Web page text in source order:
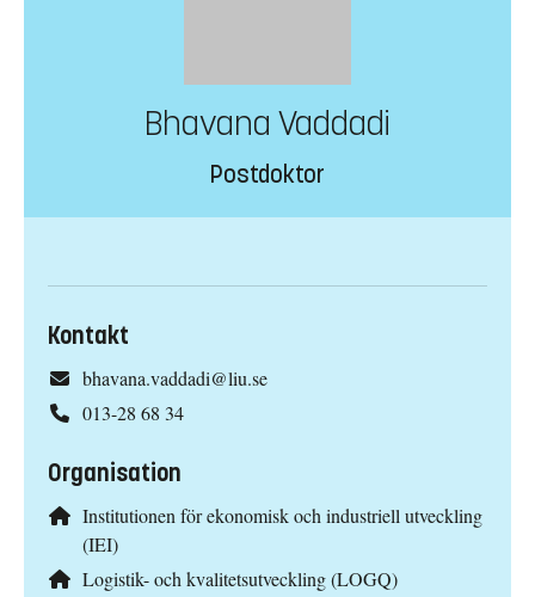
Bhavana Vaddadi
Postdoktor
Kontakt
bhavana.vaddadi@liu.se
013-28 68 34
Organisation
Institutionen för ekonomisk och industriell utveckling
(IEI)
Logistik- och kvalitetsutveckling (LOGQ)